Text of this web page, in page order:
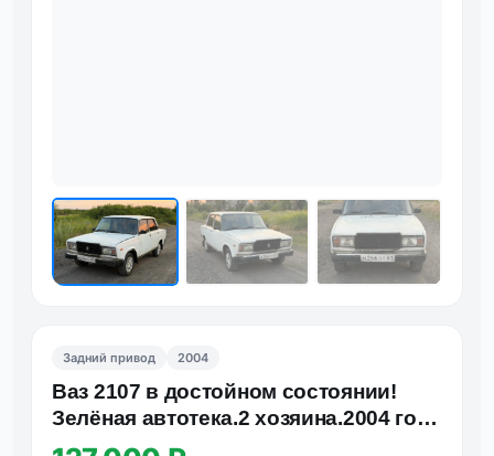
Задний привод 2004
Ваз 2107 в достойном состоянии!
Зелёная автотека.2 хозяина.2004 год.
Любой вид документов.…